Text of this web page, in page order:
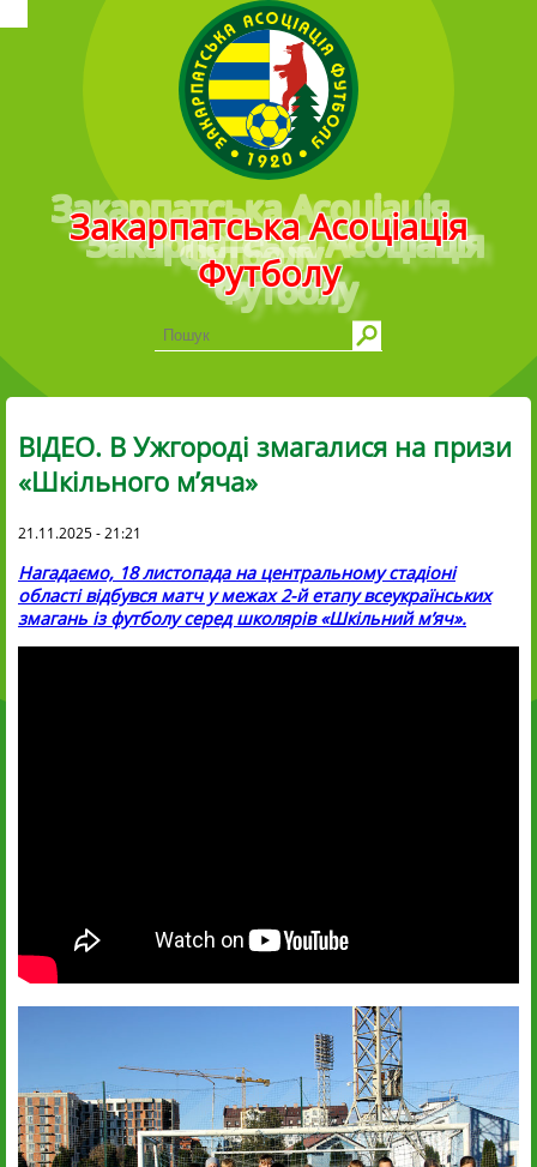
Головне меню
Закарпатська Асоціація
Футболу
ВІДЕО. В Ужгороді змагалися на призи
«Шкільного м’яча»
21.11.2025 - 21:21
Нагадаємо, 18 листопада на центральному стадіоні
області відбувся матч у межах 2-й етапу всеукраїнських
змагань із футболу серед школярів «Шкільний м’яч».